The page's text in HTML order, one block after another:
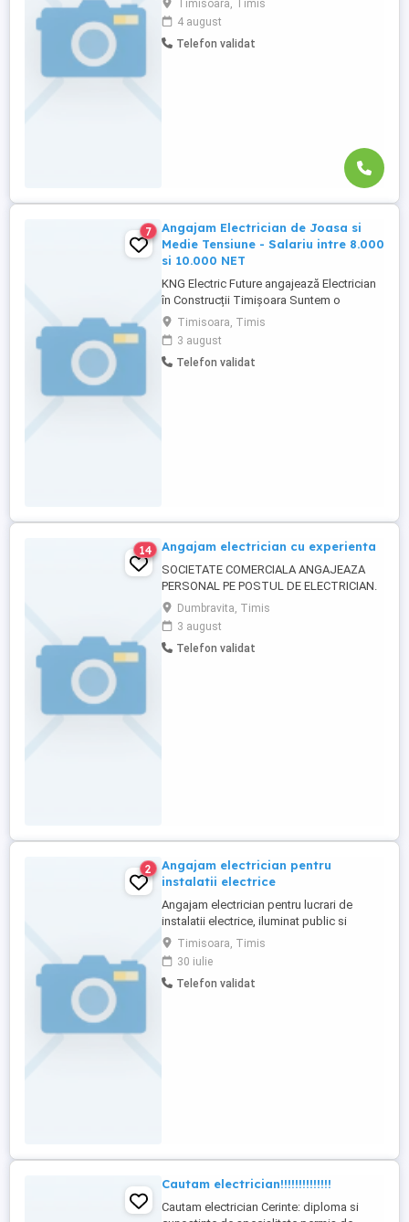
Cunoștințe tehnice de bază și atenție la
detalii Disponibilitate pentru deplasări;
Capacitatea de a lucra independent și în
Timisoara, Timis
4 august
Telefon validat
7
Angajam Electrician de Joasa si
Medie Tensiune - Salariu intre 8.000
si 10.000 NET
KNG Electric Future angajează Electrician
în Construcții Timișoara Suntem o
companie în plină dezvoltare, activând în
domeniul instalațiilor electrice de joasa si
medie tensiune . Căutăm un electrician
dedicat și responsabil pentru a se alătura
Timisoara, Timis
3 august
Telefon validat
14 Angajam electrician cu experienta
SOCIETATE COMERCIALA ANGAJEAZA
PERSONAL PE POSTUL DE ELECTRICIAN.
CONSTITUIE AVANTAJ AUTORIZAREA
ANRE SI SAU PERMISUL DE CONDUCERE.
SE CERE DISPONIBILITATE LA PROGRAM
PRELUNGIT SI LUCRU IN DEPLASARE. SE
Dumbravita, Timis
3 august
Telefon validat
2
Angajam electrician pentru
instalatii electrice
Angajam electrician pentru lucrari de
instalatii electrice, iluminat public si
montaj echipamente electrice. Cerinte: *
experienta in domeniul electric; *
cunostinte de baza in citirea schemelor
electrice; * seriozitate si responsabilitate;
Timisoara, Timis
30 iulie
Telefon validat
Cautam electrician!!!!!!!!!!!!!!
Cautam electrician Cerinte: diploma si